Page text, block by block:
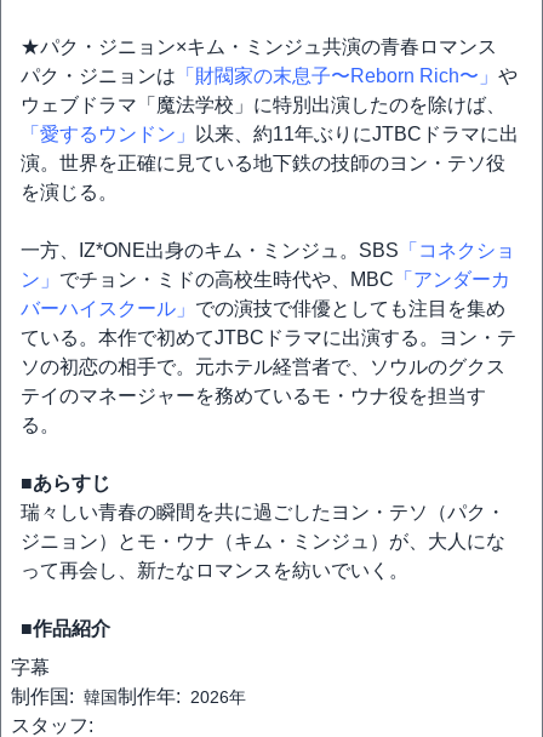
★パク・ジニョン×キム・ミンジュ共演の青春ロマンス
パク・ジニョンは 「財閥家の末息子〜Reborn Rich〜」 や
ウェブドラマ「魔法学校」に特別出演したのを除けば、
「愛するウンドン」
以来、約11年ぶりにJTBCドラマに出
演。世界を正確に見ている地下鉄の技師のヨン・テソ役
を演じる。
一方、IZ*ONE出身のキム・ミンジュ。SBS 「コネクショ
ン」 でチョン・ミドの高校生時代や、MBC 「アンダーカ
バーハイスクール」 での演技で俳優としても注目を集め
ている。本作で初めてJTBCドラマに出演する。ヨン・テ
ソの初恋の相手で。元ホテル経営者で、ソウルのグクス
テイのマネージャーを務めているモ・ウナ役を担当す
る。
■あらすじ
瑞々しい青春の瞬間を共に過ごしたヨン・テソ（パク・
ジニョン）とモ・ウナ（キム・ミンジュ）が、大人にな
って再会し、新たなロマンスを紡いでいく。
■作品紹介
字幕
制作国: 韓国制作年: 2026年
スタッフ: